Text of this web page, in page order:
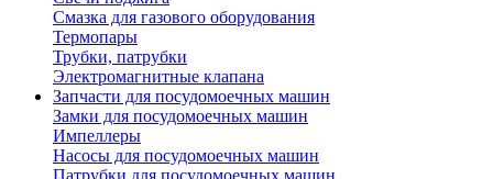
Смазка для газового оборудования
Термопары
Трубки, патрубки
Электромагнитные клапана
Запчасти для посудомоечных машин
Замки для посудомоечных машин
Импеллеры
Насосы для посудомоечных машин
Патрубки для посудомоечных машин